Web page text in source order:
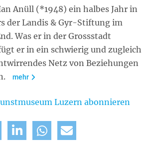
Anüll (*1948) ein halbes Jahr in
der Landis & Gyr-Stiftung im
Was er in der Grossstadt
er in ein schwierig und zugleich
Netz von Beziehungen
mehr
Luzern abonnieren